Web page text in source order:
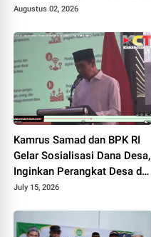
Resmi Dilantik di Mapolres
Augustus 02, 2026
Kamrus Samad dan BPK RI
Gelar Sosialisasi Dana Desa,
Inginkan Perangkat Desa di
Cianjur Tidur Nyenyak Tanpa
July 15, 2026